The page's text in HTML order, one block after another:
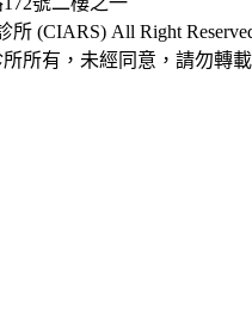
(CIARS) All Right
所有，未經同意，請勿轉